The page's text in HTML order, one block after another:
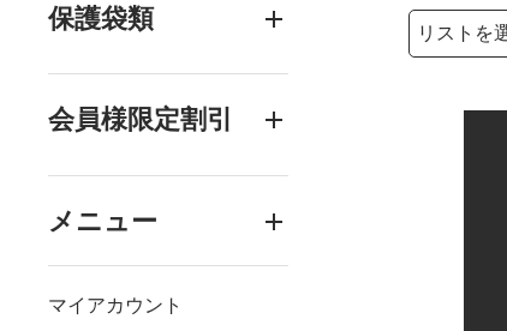
保護袋類
会員様限定割引
メニュー
マイアカウント
検索リストの